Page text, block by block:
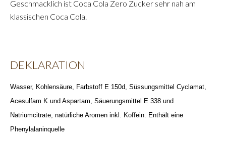
Geschmacklich ist Coca Cola Zero Zucker sehr nah am
klassischen Coca Cola.
DEKLARATION
Wasser, Kohlensäure, Farbstoff E 150d, Süssungsmittel Cyclamat,
Acesulfam K und Aspartam, Säuerungsmittel E 338 und
Natriumcitrate, natürliche Aromen inkl. Koffein. Enthält eine
Phenylalaninquelle